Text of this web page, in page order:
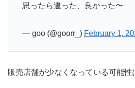
思ったら違った、良かった〜
— goo (@goorr_) February 1,
販売店舗が少なくなっている可能性